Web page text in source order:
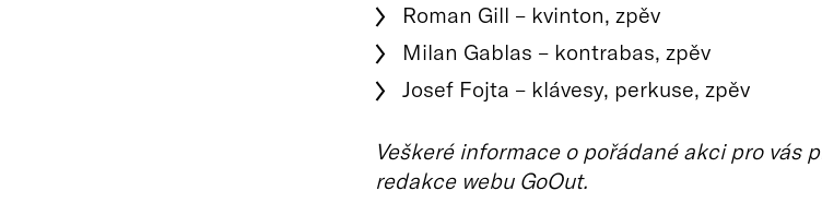
Roman Gill – kvinton, zpěv
Milan Gablas – kontrabas, zpěv
Josef Fojta – klávesy, perkuse, zpěv
Veškeré informace o pořádané akci pro vás
redakce webu GoOut.